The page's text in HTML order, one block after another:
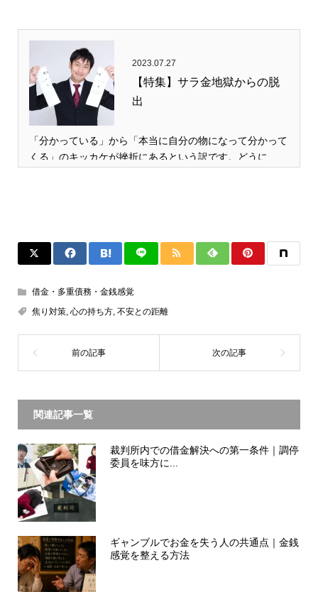
2023.07.27
【特集】サラ金地獄からの脱
出
「分かっている」から「本当に自分の物になって分かって
くる」のキッカケが挫折にあるという訳です。どうに…
借金・多重債務・金銭感覚
焦り対策, 心の持ち方, 不安との距離
関連記事一覧
裁判所内での借金解決への第一条件｜調停
委員を味方に...
ギャンブルでお金を失う人の共通点｜金銭
感覚を整える方法